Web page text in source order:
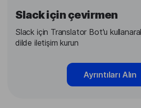
Slack için çevirmen
Slack için Translator Bot'u
dilde iletişim kurun
Ayrıntıları Alın